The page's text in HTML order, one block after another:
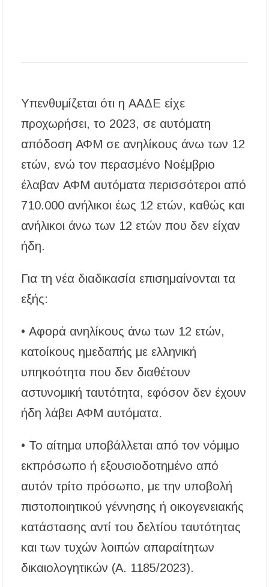
Υπενθυμίζεται ότι η ΑΑΔΕ είχε
προχωρήσει, το 2023, σε αυτόματη
απόδοση ΑΦΜ σε ανηλίκους άνω των 12
ετών, ενώ τον περασμένο Νοέμβριο
έλαβαν ΑΦΜ αυτόματα περισσότεροι από
710.000 ανήλικοι έως 12 ετών, καθώς και
ανήλικοι άνω των 12 ετών που δεν είχαν
ήδη.
Για τη νέα διαδικασία επισημαίνονται τα
εξής:
• Αφορά ανηλίκους άνω των 12 ετών,
κατοίκους ημεδαπής με ελληνική
υπηκοότητα που δεν διαθέτουν
αστυνομική ταυτότητα, εφόσον δεν έχουν
ήδη λάβει ΑΦΜ αυτόματα.
• Το αίτημα υποβάλλεται από τον νόμιμο
εκπρόσωπο ή εξουσιοδοτημένο από
αυτόν τρίτο πρόσωπο, με την υποβολή
πιστοποιητικού γέννησης ή οικογενειακής
κατάστασης αντί του δελτίου ταυτότητας
και των τυχών λοιπών απαραίτητων
δικαιολογητικών (Α. 1185/2023).